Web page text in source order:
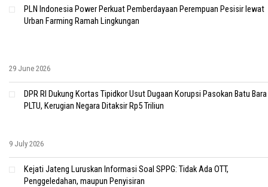
PLN Indonesia Power Perkuat Pemberdayaan Perempuan Pesisir lewat
Urban Farming Ramah Lingkungan
29 June 2026
DPR RI Dukung Kortas Tipidkor Usut Dugaan Korupsi Pasokan Batu Bara
PLTU, Kerugian Negara Ditaksir Rp5 Triliun
9 July 2026
Kejati Jateng Luruskan Informasi Soal SPPG: Tidak Ada OTT,
Penggeledahan, maupun Penyisiran